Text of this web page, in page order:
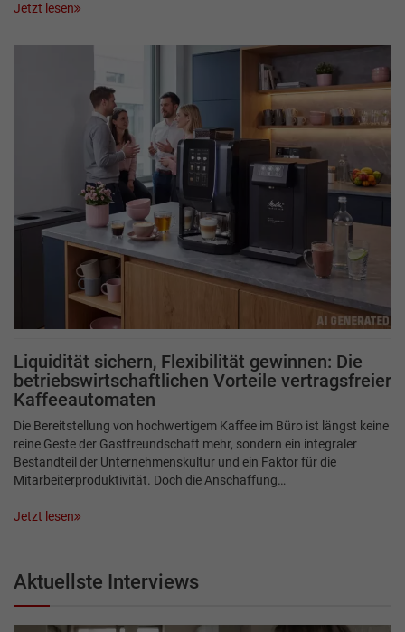
Jetzt lesen
Liquidität sichern, Flexibilität gewinnen: Die
betriebswirtschaftlichen Vorteile vertragsfreier
Kaffeeautomaten
Die Bereitstellung von hochwertigem Kaffee im Büro ist längst keine
reine Geste der Gastfreundschaft mehr, sondern ein integraler
Bestandteil der Unternehmenskultur und ein Faktor für die
Mitarbeiterproduktivität. Doch die Anschaffung…
Jetzt lesen
Aktuellste Interviews